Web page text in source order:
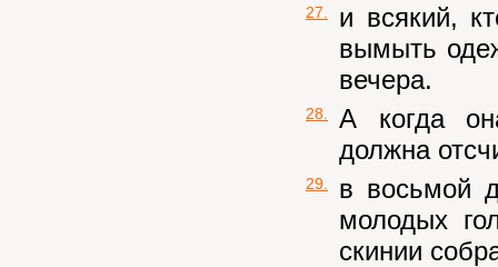
27.
и всякий,
вымыть
вечера.
28.
А когда
должна
29.
в восьмой
молодых
скинии